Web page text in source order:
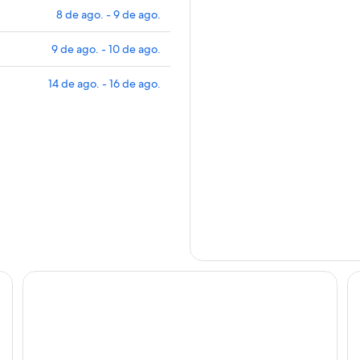
8 de ago. - 9 de ago.
9 de ago. - 10 de ago.
14 de ago. - 16 de ago.
Sure Hotel by Best Western Nantes Beaujoire